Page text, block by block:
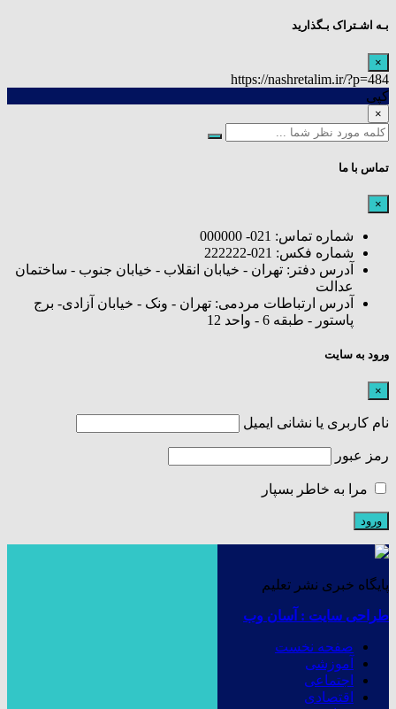
بـه اشـتراک بـگذارید
×
https://nashretalim.ir/?p=484
کپی
×
تماس با ما
×
شماره تماس: 021- 000000
شماره فکس: 021-222222
آدرس دفتر: تهران - خیابان انقلاب - خیابان جنوب - ساختمان
عدالت
آدرس ارتباطات مردمی: تهران - ونک - خیابان آزادی- برج
پاستور - طبقه 6 - واحد 12
ورود به سایت
×
نام کاربری یا نشانی ایمیل
رمز عبور
مرا به خاطر بسپار
پایگاه خبری نشر تعلیم
طراحی سایت : آسان وب
صفحه نخست
آموزشی
اجتماعی
اقتصادی